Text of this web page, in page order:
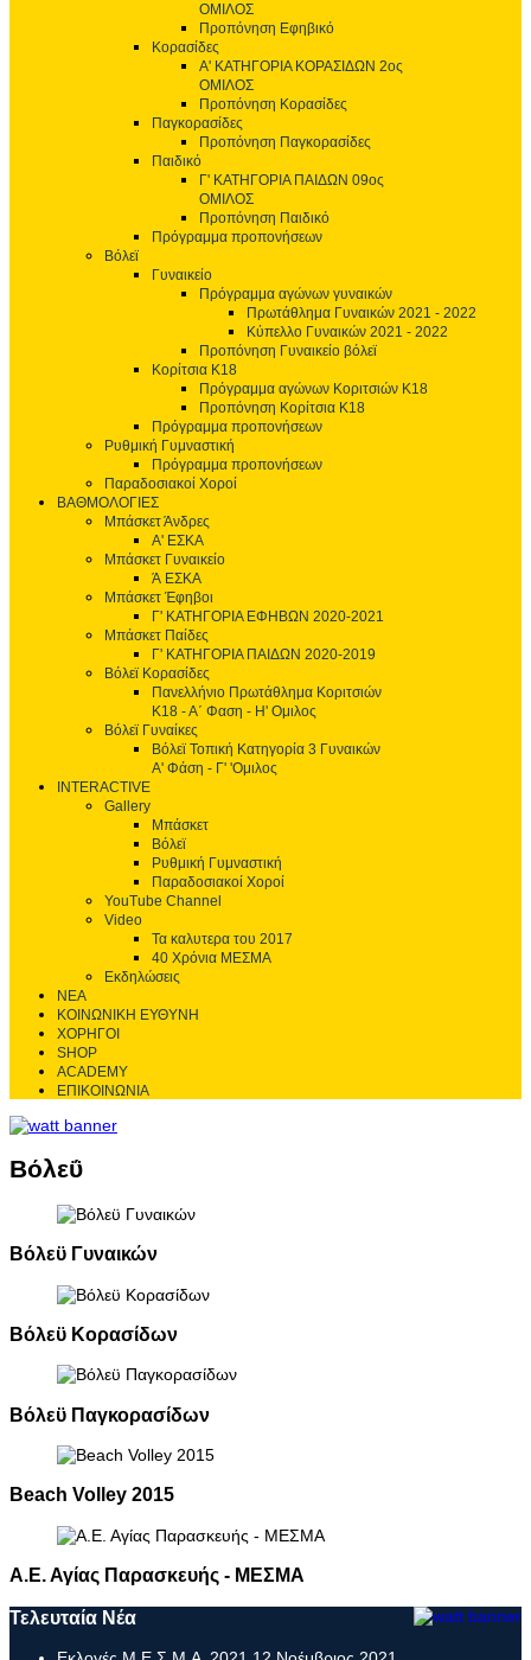
ΟΜΙΛΟΣ
Προπόνηση Εφηβικό
Κορασίδες
Α' ΚΑΤΗΓΟΡΙΑ ΚΟΡΑΣΙΔΩΝ 2ος
ΟΜΙΛΟΣ
Προπόνηση Κορασίδες
Παγκορασίδες
Προπόνηση Παγκορασίδες
Παιδικό
Γ' ΚΑΤΗΓΟΡΙΑ ΠΑΙΔΩΝ 09ος
ΟΜΙΛΟΣ
Προπόνηση Παιδικό
Πρόγραμμα προπονήσεων
Βόλεϊ
Γυναικείο
Πρόγραμμα αγώνων γυναικών
Πρωτάθλημα Γυναικών 2021 - 2022
Κύπελλο Γυναικών 2021 - 2022
Προπόνηση Γυναικείο βόλεϊ
Κορίτσια Κ18
Πρόγραμμα αγώνων Κοριτσιών Κ18
Προπόνηση Κορίτσια Κ18
Πρόγραμμα προπονήσεων
Ρυθμική Γυμναστική
Πρόγραμμα προπονήσεων
Παραδοσιακοί Χοροί
ΒΑΘΜΟΛΟΓΙΕΣ
Μπάσκετ Άνδρες
Α' ΕΣΚΑ
Μπάσκετ Γυναικείο
Ά ΕΣΚΑ
Μπάσκετ Έφηβοι
Γ' ΚΑΤΗΓΟΡΙΑ ΕΦΗΒΩΝ 2020-2021
Μπάσκετ Παίδες
Γ' ΚΑΤΗΓΟΡΙΑ ΠΑΙΔΩΝ 2020-2019
Βόλεϊ Κορασίδες
Πανελλήνιο Πρωτάθλημα Κοριτσιών
Κ18 - Α΄ Φαση - H' Ομιλος
Βόλεϊ Γυναίκες
Βόλεϊ Τοπική Κατηγορία 3 Γυναικών
Α' Φάση - Γ' 'Ομιλος
INTERACTIVE
Gallery
Μπάσκετ
Βόλεϊ
Ρυθμική Γυμναστική
Παραδοσιακοί Χοροί
YouTube Channel
Video
Τα καλυτερα του 2017
40 Χρόνια ΜΕΣΜΑ
Εκδηλώσεις
ΝΕΑ
ΚΟΙΝΩΝΙΚΗ ΕΥΘΥΝΗ
ΧΟΡΗΓΟΙ
SHOP
ACADEMY
ΕΠΙΚΟΙΝΩΝΙΑ
Βόλεΰ
Βόλεϋ Γυναικών
Βόλεϋ Κορασίδων
Βόλεϋ Παγκορασίδων
Beach Volley 2015
Α.Ε. Αγίας Παρασκευής - ΜΕΣΜΑ
Τελευταία Νέα